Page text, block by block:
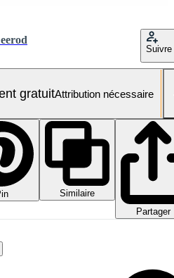
Suivre
gratuitAttribution nécessaire
Similaire
Partager